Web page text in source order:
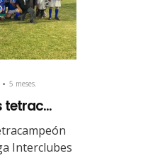
5 meses.
tetrac...
Interclubes